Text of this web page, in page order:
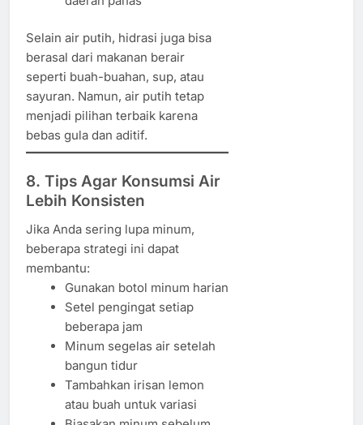
Selain air putih, hidrasi juga bisa
berasal dari makanan berair
seperti buah-buahan, sup, atau
sayuran. Namun, air putih tetap
menjadi pilihan terbaik karena
bebas gula dan aditif.
8. Tips Agar Konsumsi Air
Lebih Konsisten
Jika Anda sering lupa minum,
beberapa strategi ini dapat
membantu:
Gunakan botol minum harian
Setel pengingat setiap
beberapa jam
Minum segelas air setelah
bangun tidur
Tambahkan irisan lemon
atau buah untuk variasi